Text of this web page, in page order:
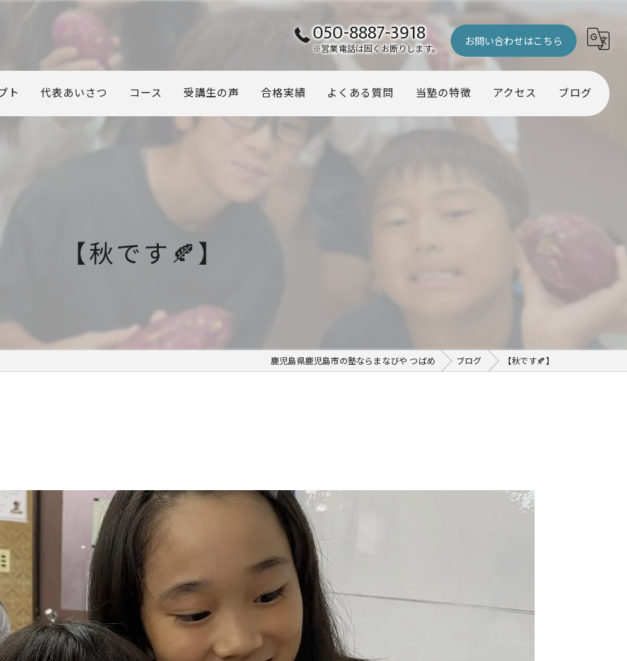
050-8887-3918
※営業電話は固くお断りします。 お問い合わせはこちら
ト 代表あいさつ コース 受講生の声 合格実績 よくある質問 当塾の特徴 アクセス ブログ
【秋です🍂】
鹿児島県鹿児島市の塾ならまなびや つばめ ブログ 【秋です🍂】